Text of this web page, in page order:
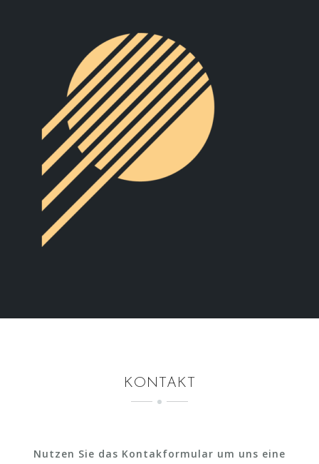
KONTAKT
Nutzen Sie das Kontakformular um uns eine